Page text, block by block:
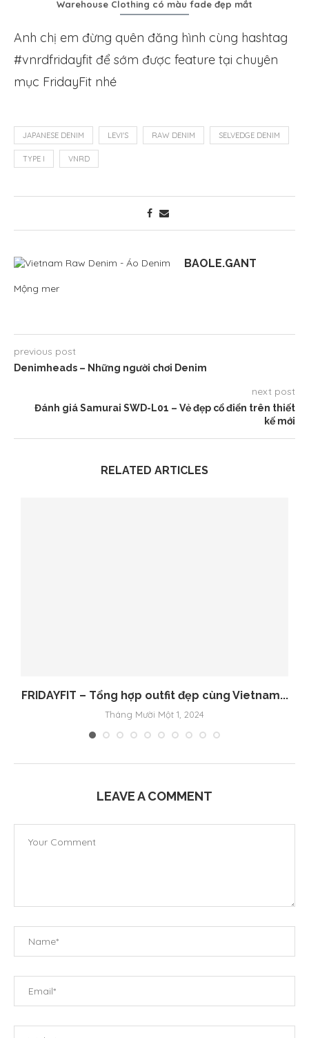
Warehouse Clothing có màu fade đẹp mắt
Anh chị em đừng quên đăng hình cùng hashtag
#vnrdfridayfit để sớm được feature tại chuyên
mục FridayFit nhé
JAPANESE DENIM LEVI'S RAW DENIM SELVEDGE DENIM
TYPE I VNRD
BAOLE.GANT
Mộng mer
previous post
Denimheads – Những người chơi Denim
next post
Đánh giá Samurai SWD-L01 – Vẻ đẹp cổ điển trên thiết
kế mới
RELATED ARTICLES
FRIDAYFIT – Tổng hợp outfit đẹp cùng Vietnam...
Tháng Mười Một 1, 2024
LEAVE A COMMENT